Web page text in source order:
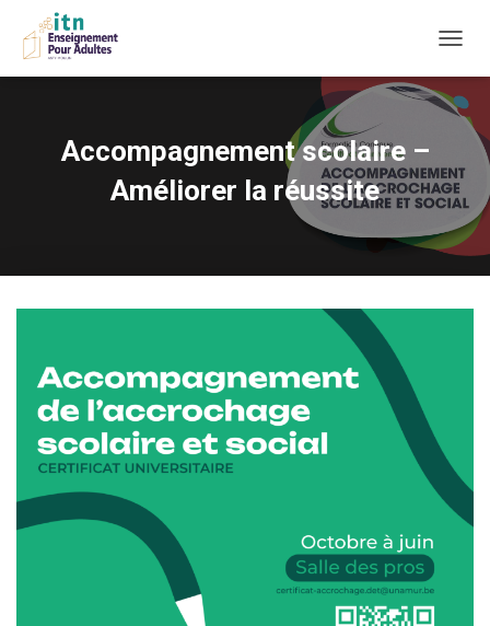
É
P
L
R
L
N
Accompagnement scolaire –
Améliorer la réussite